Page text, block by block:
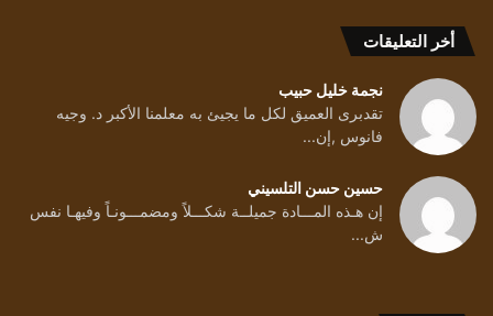
أخر التعليقات
نجمة خليل حبيب
تقدبرى العميق لكل ما يجيئ به معلمنا الأكبر د. وجيه
فانوس ,إن...
حسين حسن التلسيني
إن هـذه المـــادة جميلــة شكـــلاً ومضمـــونـاً وفيهـا نفس
ش...